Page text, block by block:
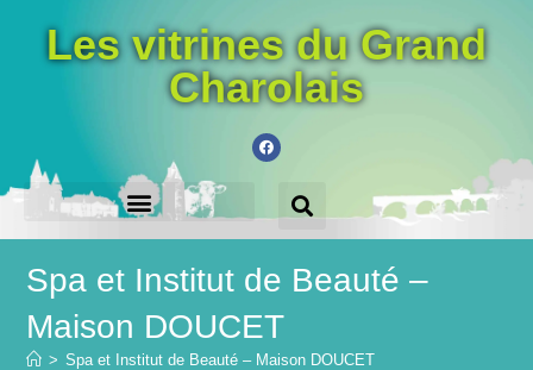
Les vitrines du Grand
Charolais
Spa et Institut de Beauté –
Maison DOUCET
> Spa et Institut de Beauté – Maison DOUCET